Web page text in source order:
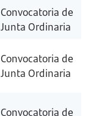
Convocatoria de
Junta Ordinaria
Convocatoria de
Junta Ordinaria
Convocatoria de